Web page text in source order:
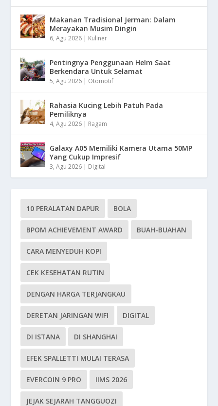
Makanan Tradisional Jerman: Dalam
Merayakan Musim Dingin
6, Agu 2026 | Kuliner
Pentingnya Penggunaan Helm Saat
Berkendara Untuk Selamat
5, Agu 2026 | Otomotif
Rahasia Kucing Lebih Patuh Pada
Pemiliknya
4, Agu 2026 | Ragam
Galaxy A05 Memiliki Kamera Utama 50MP
Yang Cukup Impresif
3, Agu 2026 | Digital
10 PERALATAN DAPUR BOLA
BPOM ACHIEVEMENT AWARD BUAH-BUAHAN
CARA MENYEDUH KOPI
CEK KESEHATAN RUTIN
DENGAN HARGA TERJANGKAU
DERETAN JARINGAN WIFI DIGITAL
DI ISTANA DI SHANGHAI
EFEK SPALLETTI MULAI TERASA
EVERCOIN 9 PRO IIMS 2026
JEJAK SEJARAH TANGGUOZI